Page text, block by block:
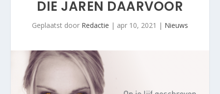
DIE JAREN DAARVOOR
Geplaatst door Redactie | apr 10, 2021 | Nieuws